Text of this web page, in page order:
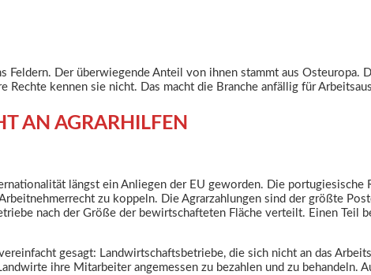
Der überwiegende Anteil von ihnen stammt aus Osteuropa.
Rechte kennen sie nicht. Das macht die Branche anfällig für
AN AGRARHILFEN
längst ein Anliegen der EU geworden. Die portugiesische
zu koppeln. Die Agrarzahlungen sind der größte
nach der Größe der bewirtschafteten Fläche verteilt. Einen Teil
gesagt: Landwirtschaftsbetriebe, die sich nicht an das
ihre Mitarbeiter angemessen zu bezahlen und zu behandeln.